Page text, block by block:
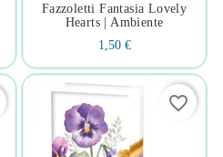
Fazzoletti Fantasia Lovely
Hearts | Ambiente
1,50 €
favorite_border